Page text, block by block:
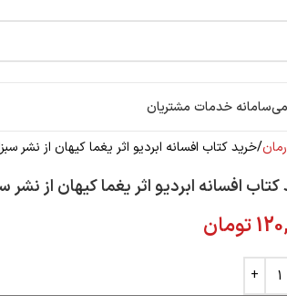
سامانه خدمات مشتریان
رمان خرید کتاب افسانه ابردیو اثر یغما کیهان از نشر
کتاب افسانه ابردیو اثر یغما کیهان از نشر
تومان